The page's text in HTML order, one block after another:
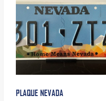
PLAQUE NEVADA